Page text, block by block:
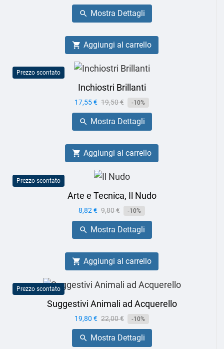
base
 Mostra Dettagli
 Aggiungi al carrello
Prezzo scontato
Inchiostri Brillanti
Prezzo
17,55 € Prezzo
base
19,50 € -10%
 Mostra Dettagli
 Aggiungi al carrello
Prezzo scontato
Arte e Tecnica, Il Nudo
Prezzo
8,82 € Prezzo
base
9,80 € -10%
 Mostra Dettagli
 Aggiungi al carrello
Prezzo scontato
Suggestivi Animali ad Acquerello
Prezzo
19,80 € Prezzo
base
22,00 € -10%
 Mostra Dettagli